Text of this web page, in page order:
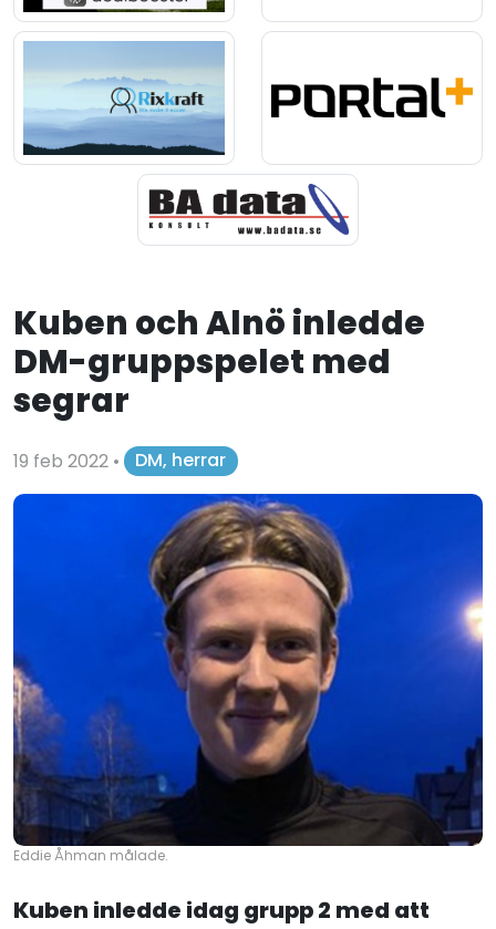
Kuben och Alnö inledde
DM-gruppspelet med
segrar
19 feb 2022 • DM, herrar
Eddie Åhman målade.
Kuben inledde idag grupp 2 med att